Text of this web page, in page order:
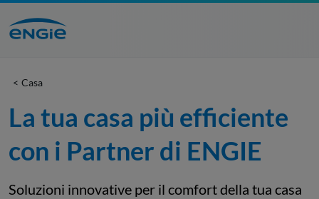
Casa
La tua casa più efficiente
con i Partner di ENGIE
Soluzioni innovative per il comfort della tua casa